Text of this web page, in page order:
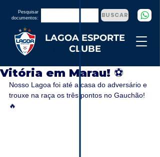
LAGOA ESPORTE
CLUBE
Pesquisar
documentos:
BUSCAR
Vitória em Marau! ⚽
Nosso Lagoa foi até a casa do adversário e
trouxe na raça os três pontos no Gauchão!
🔥